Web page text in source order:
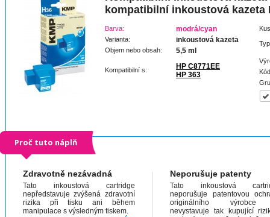
kompatibilní inkoustová kazeta
Barva: modrá/cyan
Varianta: inkoustová kazeta
Objem nebo obsah: 5,5 ml
Kompatibilní s:
HP C8771EE
HP 363
Proč tuto náplň
Zdravotně nezávadná
Tato inkoustová cartridge
nepředstavuje zvýšená zdravotní
rizika při tisku ani během
manipulace s výsledným tiskem.
Neporušuje patenty
Tato inkoustová
neporušuje patentovou
originálního
nevystavuje tak kupující